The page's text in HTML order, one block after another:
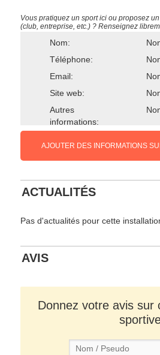
Vous pratiquez un sport ici ou proposez
(club, entreprise, etc.) ? Renseignez
Nom:
Téléphone:
Email:
Site web:
Autres
informations:
AJOUTER DES INFORMATIONS
ACTUALITÉS
Pas d'actualités pour cette
AVIS
Donnez votre avis sur